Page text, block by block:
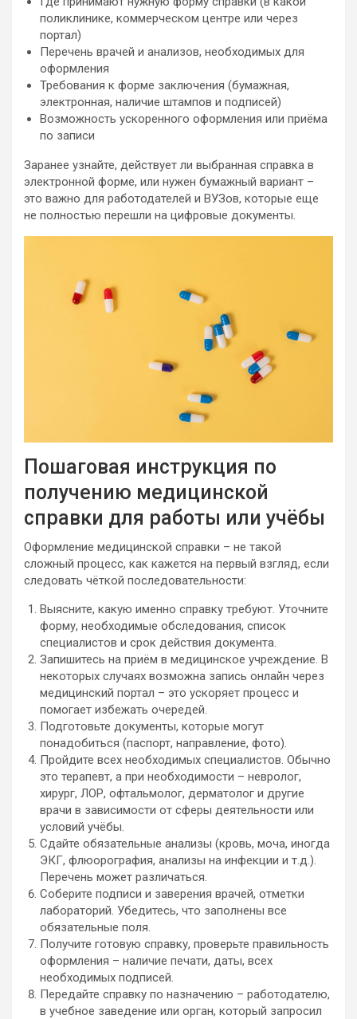
поликлинике, коммерческом центре или через
портал)
Перечень врачей и анализов, необходимых для
оформления
Требования к форме заключения (бумажная,
электронная, наличие штампов и подписей)
Возможность ускоренного оформления или приёма
по записи
Заранее узнайте, действует ли выбранная справка в
электронной форме, или нужен бумажный вариант –
это важно для работодателей и ВУЗов, которые еще
не полностью перешли на цифровые документы.
Пошаговая инструкция по
получению медицинской
справки для работы или учёбы
Оформление медицинской справки – не такой
сложный процесс, как кажется на первый взгляд, если
следовать чёткой последовательности:
Выясните, какую именно справку требуют. Уточните
форму, необходимые обследования, список
специалистов и срок действия документа.
Запишитесь на приём в медицинское учреждение. В
некоторых случаях возможна запись онлайн через
медицинский портал – это ускоряет процесс и
помогает избежать очередей.
Подготовьте документы, которые могут
понадобиться (паспорт, направление, фото).
Пройдите всех необходимых специалистов. Обычно
это терапевт, а при необходимости – невролог,
хирург, ЛОР, офтальмолог, дерматолог и другие
врачи в зависимости от сферы деятельности или
условий учёбы.
Сдайте обязательные анализы (кровь, моча, иногда
ЭКГ, флюорография, анализы на инфекции и т.д.).
Перечень может различаться.
Соберите подписи и заверения врачей, отметки
лабораторий. Убедитесь, что заполнены все
обязательные поля.
Получите готовую справку, проверьте правильность
оформления – наличие печати, даты, всех
необходимых подписей.
Передайте справку по назначению – работодателю,
в учебное заведение или орган, который запросил